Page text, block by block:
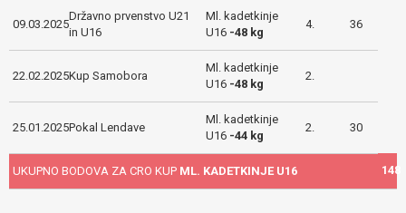
09.03.2025
Državno prvenstvo U21
in U16
Ml. kadetkinje
U16 -48 kg
4. 36
22.02.2025Kup Samobora
Ml. kadetkinje
U16 -48 kg
2.
25.01.2025Pokal Lendave
Ml. kadetkinje
U16 -44 kg
2. 30
UKUPNO BODOVA ZA CRO KUP ML. KADETKINJE U16 148